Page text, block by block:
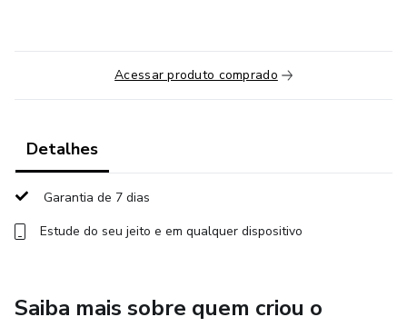
Acessar produto comprado
Detalhes
Garantia de 7 dias
Estude do seu jeito e em qualquer dispositivo
Saiba mais sobre quem criou o